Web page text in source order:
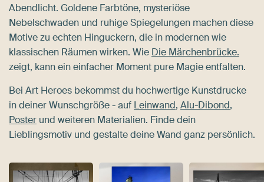
Abendlicht. Goldene Farbtöne, mysteriöse
Nebelschwaden und ruhige Spiegelungen machen diese
Motive zu echten Hinguckern, die in modernen wie
klassischen Räumen wirken. Wie Die Märchenbrücke.
zeigt, kann ein einfacher Moment pure Magie entfalten.
Bei Art Heroes bekommst du hochwertige Kunstdrucke
in deiner Wunschgröße - auf Leinwand, Alu-Dibond,
Poster und weiteren Materialien. Finde dein
Lieblingsmotiv und gestalte deine Wand ganz persönlich.